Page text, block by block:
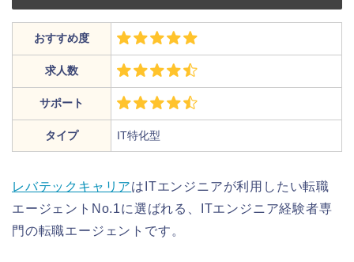
おすすめ度
求人数
サポート
タイプ IT特化型
レバテックキャリアはITエンジニアが利用したい転職
エージェントNo.1に選ばれる、ITエンジニア経験者専
門の転職エージェントです。